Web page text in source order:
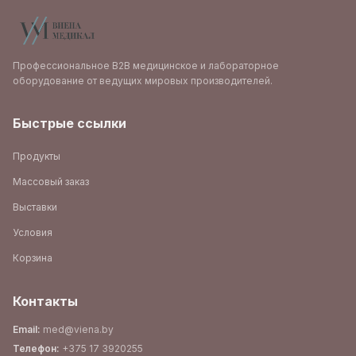
Профессиональное B2B медицинское и лабораторное
оборудование от ведущих мировых производителей.
Быстрые ссылки
Продукты
Массовый заказ
Выставки
Условия
Корзина
Контакты
Email: med@viena.by
Телефон: +375 17 3920255